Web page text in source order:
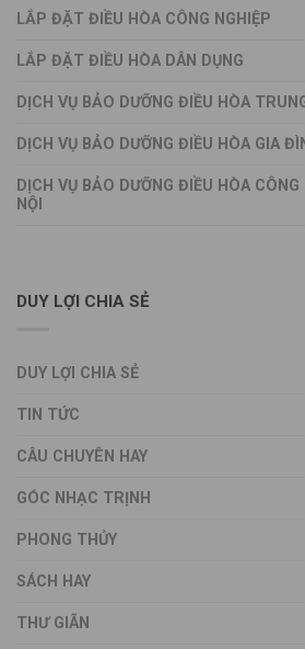
LẮP ĐẶT ĐIỀU HÒA CÔNG NGHIỆP
LẮP ĐẶT ĐIỀU HÒA DÂN DỤNG
DỊCH VỤ BẢO DƯỠNG ĐIỀU HÒA
DỊCH VỤ BẢO DƯỠNG ĐIỀU HÒA GIA
DỊCH VỤ BẢO DƯỠNG ĐIỀU HÒA
NỘI
DUY LỢI CHIA SẺ
DUY LỢI CHIA SẺ
TIN TỨC
CÂU CHUYÊN HAY
GÓC NHẠC TRỊNH
PHONG THỦY
SÁCH HAY
THƯ GIÃN